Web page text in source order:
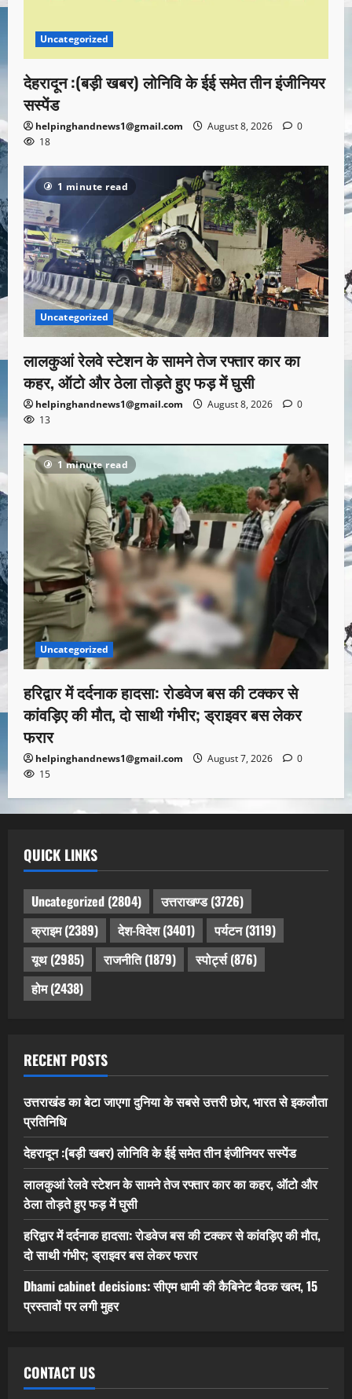
Uncategorized
देहरादून :(बड़ी खबर) लोनिवि के ईई समेत तीन इंजीनियर
सस्पेंड
helpinghandnews1@gmail.com August 8, 2026
0
18
1 minute read
Uncategorized
लालकुआं रेलवे स्टेशन के सामने तेज रफ्तार कार का
कहर, ऑटो और ठेला तोड़ते हुए फड़ में घुसी
helpinghandnews1@gmail.com August 8, 2026
0
13
1 minute read
Uncategorized
हरिद्वार में दर्दनाक हादसा: रोडवेज बस की टक्कर से
कांवड़िए की मौत, दो साथी गंभीर; ड्राइवर बस लेकर
फरार
helpinghandnews1@gmail.com August 7, 2026
0
15
QUICK LINKS
Uncategorized (2804) उत्तराखण्ड(3726)
क्राइम(2389) देश-विदेश(3401) पर्यटन(3119)
यूथ(2985) राजनीति(1879) स्पोर्ट्स(876)
होम(2438)
RECENT POSTS
उत्तराखंड का बेटा जाएगा दुनिया के सबसे उत्तरी छोर, भारत से इकलौता
प्रतिनिधि
देहरादून :(बड़ी खबर) लोनिवि के ईई समेत तीन इंजीनियर सस्पेंड
लालकुआं रेलवे स्टेशन के सामने तेज रफ्तार कार का कहर, ऑटो और
ठेला तोड़ते हुए फड़ में घुसी
हरिद्वार में दर्दनाक हादसा: रोडवेज बस की टक्कर से कांवड़िए की मौत,
दो साथी गंभीर; ड्राइवर बस लेकर फरार
Dhami cabinet decisions: सीएम धामी की कैबिनेट बैठक खत्म, 15
प्रस्तावों पर लगी मुहर
CONTACT US